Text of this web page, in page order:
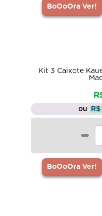
BoOoOra Ver!
Kit 3 Caixote
ou
-
BoOoOra Ver!